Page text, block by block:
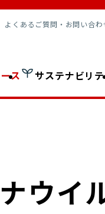
よくあるご質問・お問い合わ
ス サステナビリテ
ウイ